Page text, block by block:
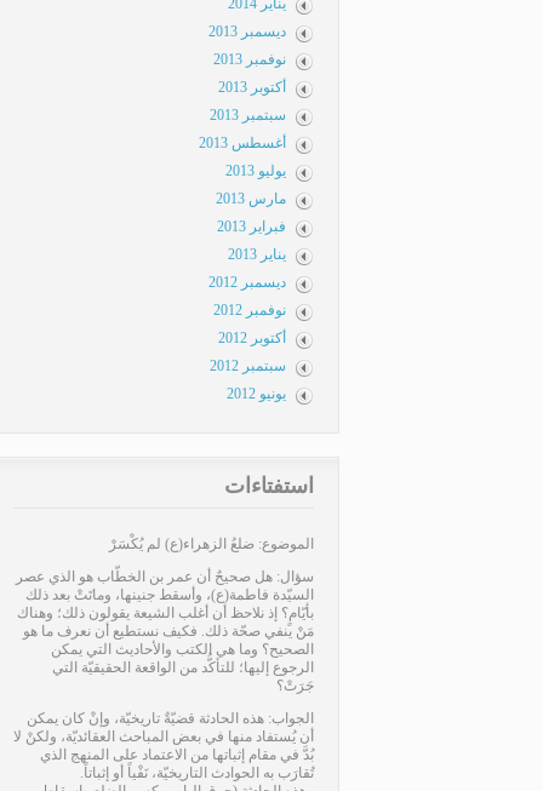
يناير 2014
ديسمبر 2013
نوفمبر 2013
أكتوبر 2013
سبتمبر 2013
أغسطس 2013
يوليو 2013
مارس 2013
فبراير 2013
يناير 2013
ديسمبر 2012
نوفمبر 2012
أكتوبر 2012
سبتمبر 2012
يونيو 2012
استفتاءات
الموضوع: ضلعُ الزهراء(ع) لم يُكْسَرْ
سؤال: هل صحيحٌ أن عمر بن الخطّاب هو الذي عصر
السيّدة فاطمة(ع)، وأسقط جنينها، وماتَتْ بعد ذلك
بأيّامٍ؟ إذ نلاحظ أن أغلب الشيعة يقولون ذلك؛ وهناك
مَنْ ينفي صحّة ذلك. فكيف نستطيع أن نعرف ما هو
الصحيح؟ وما هي الكتب والأحاديث التي يمكن
الرجوع إليها؛ للتأكُّد من الواقعة الحقيقيّة التي
جَرَتْ؟
الجواب: هذه الحادثة قضيّةٌ تاريخيّة، وإنْ كان يمكن
أن يُستفاد منها في بعض المباحث العقائديّة، ولكنْ لا
بُدَّ في مقام إثباتها من الاعتماد على المنهج الذي
تُقارَب به الحوادث التاريخيّة، نَفْياً أو إثباتاً.